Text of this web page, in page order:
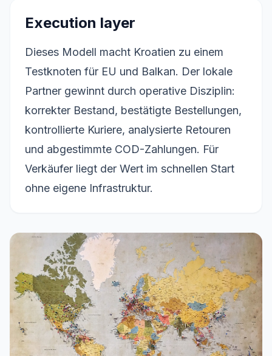
Execution layer
Dieses Modell macht Kroatien zu einem
Testknoten für EU und Balkan. Der lokale
Partner gewinnt durch operative Disziplin:
korrekter Bestand, bestätigte Bestellungen,
kontrollierte Kuriere, analysierte Retouren
und abgestimmte COD-Zahlungen. Für
Verkäufer liegt der Wert im schnellen Start
ohne eigene Infrastruktur.